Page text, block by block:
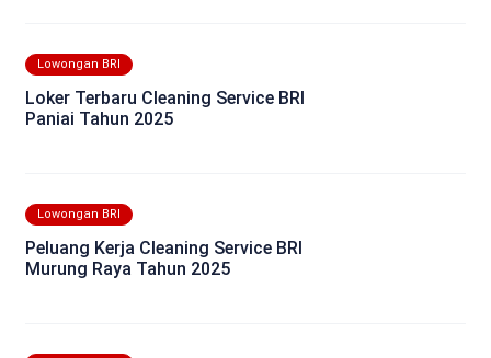
Lowongan BRI
Loker Terbaru Cleaning Service BRI
Paniai Tahun 2025
Lowongan BRI
Peluang Kerja Cleaning Service BRI
Murung Raya Tahun 2025